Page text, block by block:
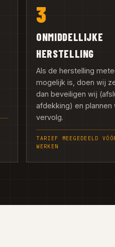
3
ONMIDDELLIJKE
HERSTELLING
Als de herstelling
mogelijk is, doen wij
dan beveiligen wij
afdekking) en plannen
vervolg.
TARIEF MEEGEDEELD
WERKEN